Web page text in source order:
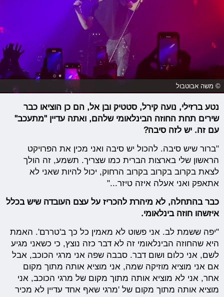
© משה אבוטבול
נטע ברזילי, נועה קירל, סטטיק ובן אל, הם כן הוציאו כבר
שירים תחת החוזה הבינלאומי שלהם, ואתה עדיין "מתעכב"
עם זה. יש לזה סיבה?
"ברור שיש סיבה. להכול יש סיבה ואני מכין את הפרויקט
הראשון שלי בארצות הברית כמו שצריך. תשמע, זה הולך
לצאת בקרוב בקרוב בקרוב הרחוק, יכול להיות שאני לא
אתאפק ואני אעלה איזה טיזר..."
כבר בהתחלה, לא מיהרת להכריז על עצם העובדה שיש בכלל
איזשהו חוזה בינלאומי.
"יפה ששמת לב. אני פשוט לא מאמין כל כך ב'טררם'. האמת
היא שהחוזה הבינלאומי זה לא דבר כזה נוצץ, כי כשאני מגיע
לשם, אני כלום ושום דבר. סבבה שפה אני מרגי הכוכב, אבל
אם אני מוציא מוזיקה שמה, אני מוציא אותה מתוך מקום
אחר, אני לא מוציא אותה מתוך מקום של מרגי הכוכב, אני
מוציא אותה מתוך מקום של 'מרגי שאף אחד עדיין לא מכיר